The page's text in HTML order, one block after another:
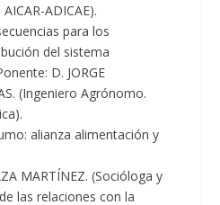
ADICAE).
para los
del sistema
D. JORGE
(Ingeniero Agrónomo.
alianza alimentación y
MARTÍNEZ. (Socióloga y
las relaciones con la